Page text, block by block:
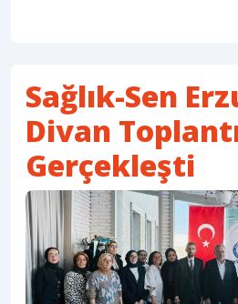
Sağlık-Sen
Divan
Gerçekleşti